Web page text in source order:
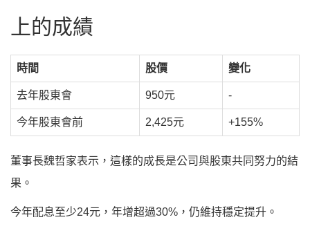
上的成績
時間 股價 變化
去年股東會 950元 -
今年股東會前 2,425元 +155%
董事長魏哲家表示，這樣的成長是公司與股東共同努力的結
果。
今年配息至少24元，年增超過30%，仍維持穩定提升。